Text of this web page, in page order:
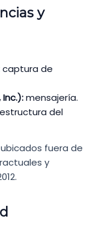
y
captura de
mensajería.
del
fuera de
y